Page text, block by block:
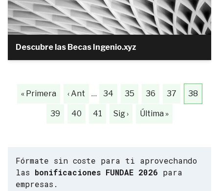
Descubre las Becas Ingenio.xyz
« Primera ‹ Ant … 34 35 36 37 38
39 40 41 Sig › Última »
Fórmate sin coste para ti aprovechando
las bonificaciones FUNDAE 2026 para
empresas.